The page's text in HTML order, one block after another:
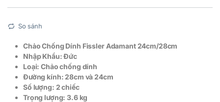
So sánh
Chảo Chống Dính Fissler Adamant 24cm/28cm
Nhập Khẩu: Đức
Loại: Chảo chống dính
Đường kính: 28cm và 24cm
Số lượng: 2 chiếc
Trọng lượng: 3.6 kg